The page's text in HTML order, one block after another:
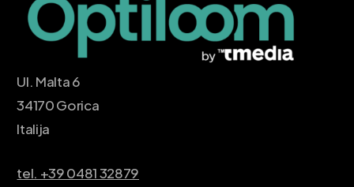
Ul. Malta 6
34170 Gorica
Italija
tel. +39 0481 32879